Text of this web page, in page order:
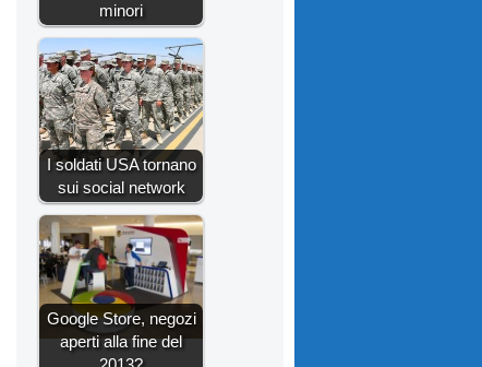
minori
I soldati USA tornano
sui social network
Google Store, negozi
aperti alla fine del